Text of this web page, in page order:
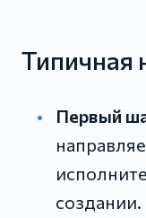
Типичная
Первый
создании.